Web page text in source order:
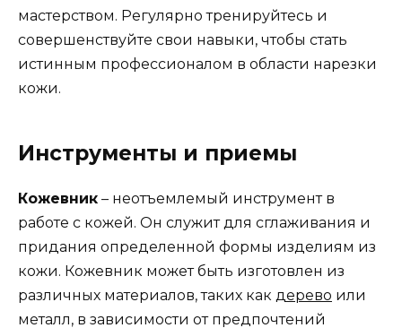
мастерством. Регулярно тренируйтесь и
совершенствуйте свои навыки, чтобы стать
истинным профессионалом в области нарезки
кожи.
Инструменты и приемы
Кожевник – неотъемлемый инструмент в
работе с кожей. Он служит для сглаживания и
придания определенной формы изделиям из
кожи. Кожевник может быть изготовлен из
различных материалов, таких как дерево или
металл, в зависимости от предпочтений